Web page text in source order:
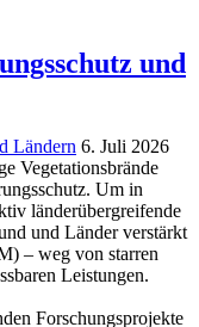
und
Ländern 6. Juli 2026
Vegetationsbrände
Um in
länderübergreifende
und Länder verstärkt
– weg von starren
Leistungen.
Forschungsprojekte